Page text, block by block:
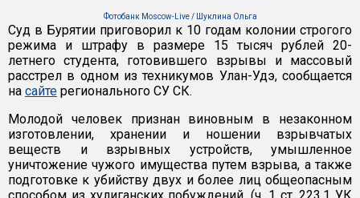
Фотобанк Moscow-Live / Шуклина Ольга
Суд в Бурятии приговорил к 10 годам колонии строгого
режима и штрафу в размере 15 тысяч рублей 20-
летнего студента, готовившего взрывы и массовый
расстрел в одном из техникумов Улан-Удэ, сообщается
на сайте регионального СУ СК.
Молодой человек признан виновным в незаконном
изготовлении, хранении и ношении взрывчатых
веществ и взрывных устройств, умышленное
уничтожение чужого имущества путем взрыва, а также
подготовке к убийству двух и более лиц общеопасным
способом из хулиганских побуждений. (ч. 1 ст. 223.1 УК